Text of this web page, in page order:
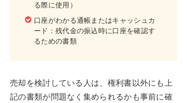
る際に使用）
口座がわかる通帳またはキャッシュカ
ード：残代金の振込時に口座を確認す
るための書類
売却を検討している人は、権利書以外にも上
記の書類が問題なく集められるかも事前に確